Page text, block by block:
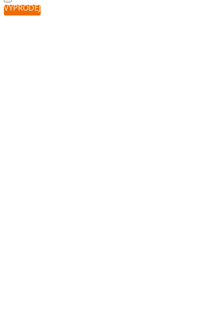
VÝPRODEJ